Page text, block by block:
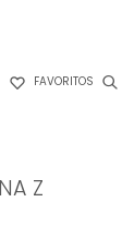
 FAVORITOS
Z